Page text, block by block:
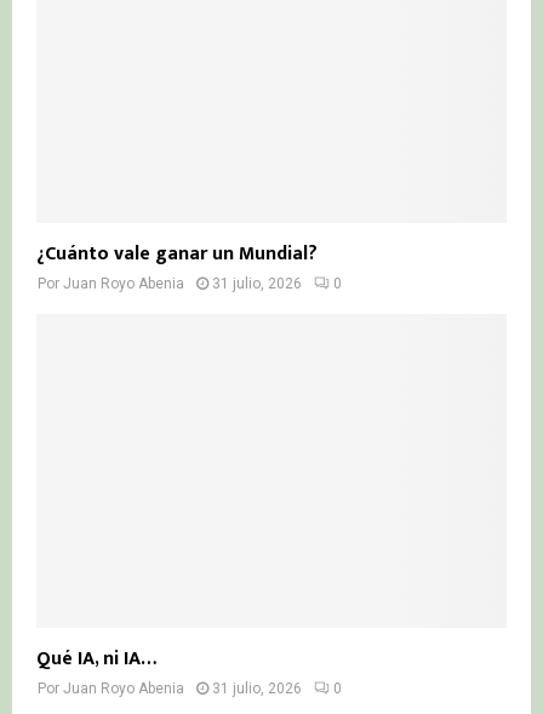
¿Cuánto vale ganar un Mundial?
Por Juan Royo Abenia 31 julio, 2026 0
Qué IA, ni IA…
Por Juan Royo Abenia 31 julio, 2026 0